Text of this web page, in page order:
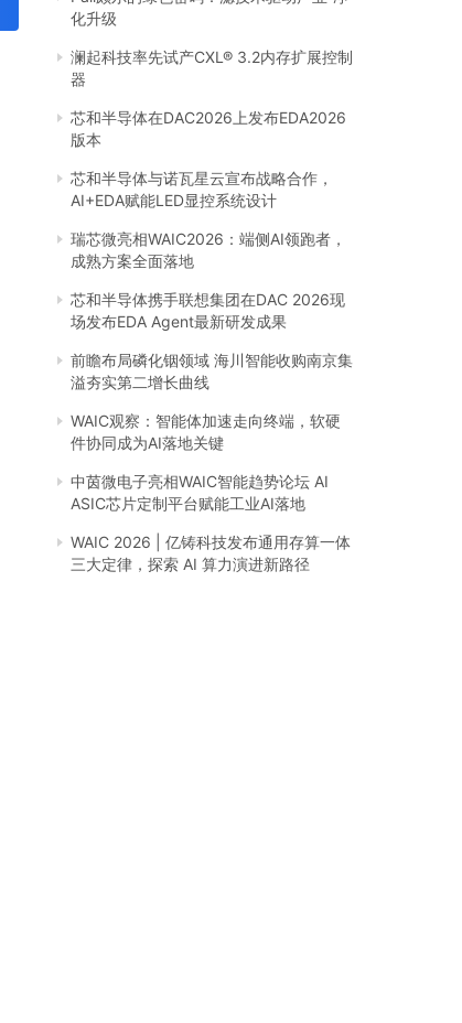
化升级
澜起科技率先试产CXL® 3.2内存扩展控制
器
芯和半导体在DAC2026上发布EDA2026
版本
芯和半导体与诺瓦星云宣布战略合作，
AI+EDA赋能LED显控系统设计
瑞芯微亮相WAIC2026：端侧AI领跑者，
成熟方案全面落地
芯和半导体携手联想集团在DAC 2026现
场发布EDA Agent最新研发成果
前瞻布局磷化铟领域 海川智能收购南京集
溢夯实第二增长曲线
WAIC观察：智能体加速走向终端，软硬
件协同成为AI落地关键
中茵微电子亮相WAIC智能趋势论坛 AI
ASIC芯片定制平台赋能工业AI落地
WAIC 2026 | 亿铸科技发布通用存算一体
三大定律，探索 AI 算力演进新路径